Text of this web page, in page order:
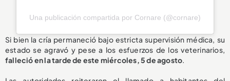
Una publicación compartida por Cornare (@cornare)
Si bien la cría permaneció bajo estricta supervisión médica, su
estado se agravó y pese a los esfuerzos de los veterinarios,
falleció en la tarde de este miércoles, 5 de agosto.